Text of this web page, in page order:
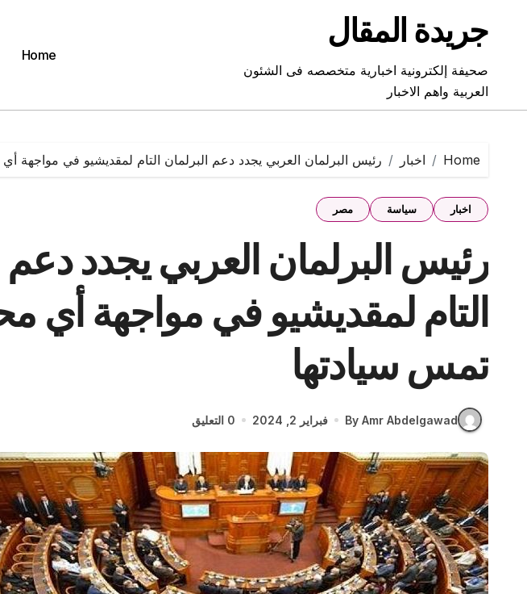
contentجريدة المقال
صحيفة إلكترونية اخبارية متخصصه فى الشئون
العربية واهم الاخبار
Home
Home اخبار رئيس البرلمان العربي يجدد دعم البرلمان التام لمقديشيو في مواجهة
اخبار سياسة مصر
رئيس البرلمان العربي يجدد دعم
التام لمقديشيو في مواجهة أي
تمس سيادتها
By Amr Abdelgawad فبراير 2, 2024 0 التعليق